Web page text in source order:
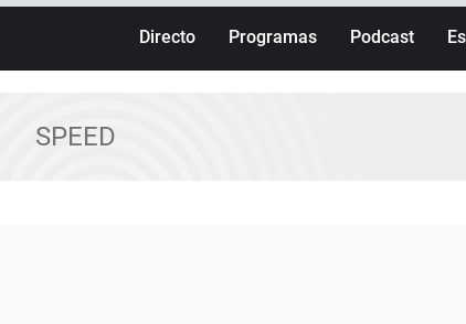
Directo Programas Podcast
SPEED